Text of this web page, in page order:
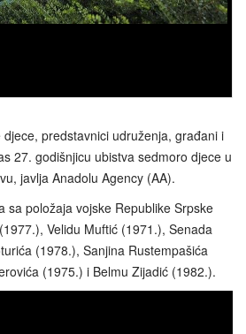
predstavnici udruženja, građani i
27. godišnjicu ubistva sedmoro djece u
javlja Anadolu Agency (AA).
sa položaja vojske Republike Srpske
Velidu Muftić (1971.), Senada
(1978.), Sanjina Rustempašića
(1975.) i Belmu Zijadić (1982.).